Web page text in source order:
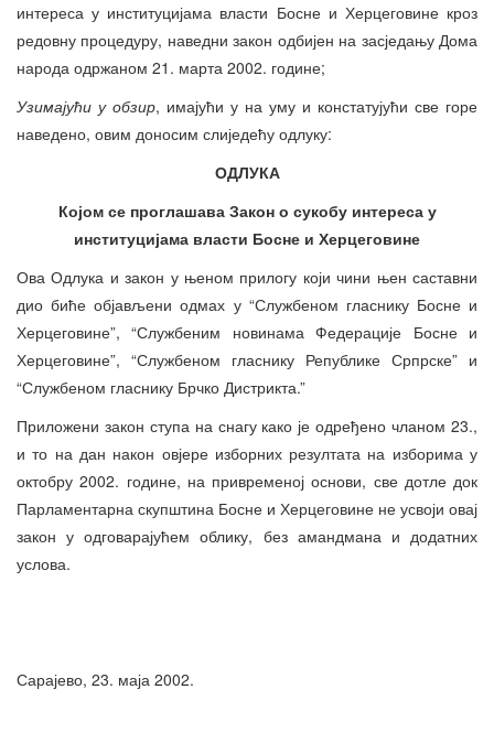
интереса у институцијама власти Босне и Херцеговине кроз
редовну процедуру, наведни закон одбијен на засједању Дома
народа одржаном 21. марта 2002. године;
Узимајући у обзир, имајући у на уму и констатујући све горе
наведено, овим доносим слиједећу одлуку:
ОДЛУКА
Којом се проглашава Закон о сукобу интереса у
институцијама власти Босне и Херцеговине
Ова Одлука и закон у њеном прилогу који чини њен саставни
дио биће објављени одмах у “Службеном гласнику Босне и
Херцеговине”, “Службеним новинама Федерације Босне и
Херцеговине”, “Службеном гласнику Републике Српрске” и
“Службеном гласнику Брчко Дистрикта.”
Приложени закон ступа на снагу како је одређено чланом 23.,
и то на дан након овјере изборних резултата на изборима у
октобру 2002. године, на привременој основи, све дотле док
Парламентарна скупштина Босне и Херцеговине не усвоји овај
закон у одговарајућем облику, без амандмана и додатних
услова.
Сарајево, 23. маја 2002.